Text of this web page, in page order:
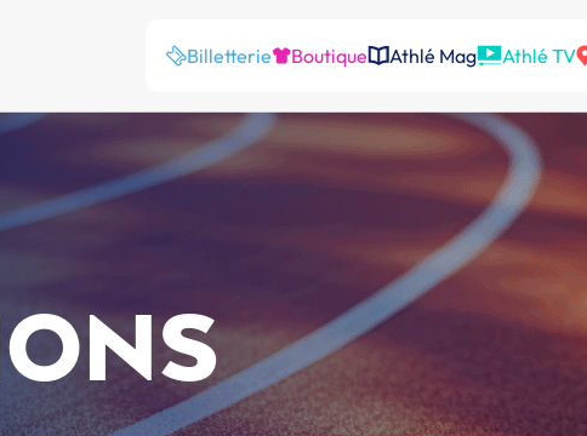
Billetterie Boutique Athlé Mag Athlé TV